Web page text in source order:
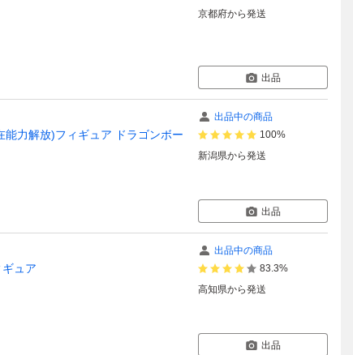
京都府から発送
出品
能力解放)フィギュア ドラゴンボー
出品中の商品
100%
新潟県から発送
出品
ュア
出品中の商品
83.3%
高知県から発送
出品